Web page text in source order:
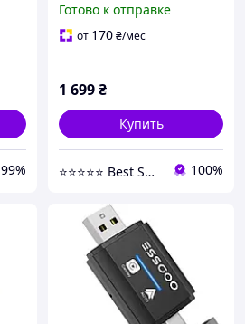
99%
плюс usb a type c 5 ггц
вайфай bluetooth
Готово к отправке
от 170₴/мес
1 699₴
Купить
⭐⭐⭐⭐⭐ Best Shop 100%